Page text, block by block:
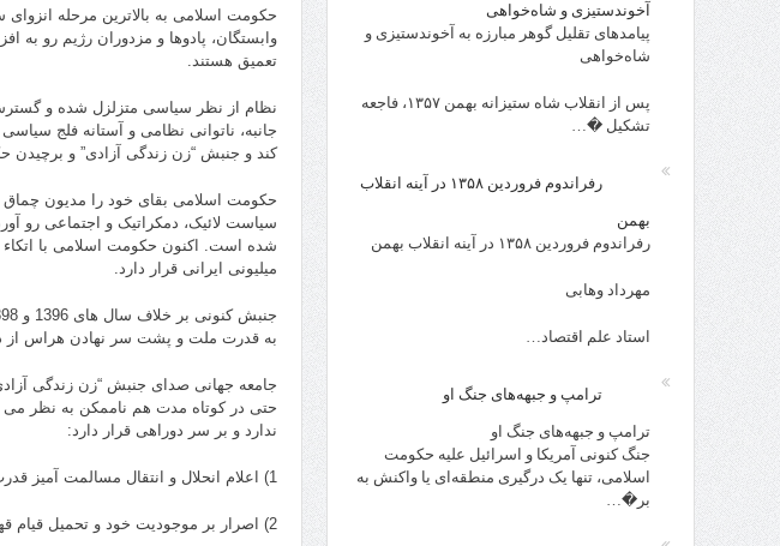
حکومت اسلامی به بالاترین مرحله
وابستگان، پادوها و مزدوران رژیم رو
تعمیق هستند.
نظام از نظر سیاسی متزلزل شده و
جانبه، ناتوانی نظامی و آستانه فلج
کند و جنبش “زن زندگی آزادی” و
حکومت اسلامی بقای خود را مدیون
سیاست لائیک، دمکراتیک و اجتماعی رو
شده است. اکنون حکومت اسلامی با اتکاء
میلیونی ایرانی قرار دارد.
به قدرت ملت و پشت سر نهادن هراس از
جامعه جهانی صدای جنبش “زن زندگی
حتی در کوتاه مدت هم ناممکن به نظر
ندارد و بر سر دوراهی قرار دارد:
1) اعلام انحلال و انتقال مسالمت آمیز قدرت به مردم
2) اصرار بر موجودیت خود و تحمیل قیام قهرآمیز ملی به ایرانیان
آخوندستیزی و شاه‌خواهی
پیامدهای تقلیل گوهر مبارزه به آخوندستیزی و
شاه‌خواهی
پس از انقلاب شاه ستیزانه بهمن ۱۳۵۷، فاجعه
تشکیل �…
رفراندوم فروردین ۱۳۵۸ در آینه انقلاب
بهمن
رفراندوم فروردین ۱۳۵۸ در آینه انقلاب بهمن
مهرداد وهابی
استاد علم اقتصاد…
ترامپ و جبهه‌های جنگ او
ترامپ و جبهه‌های جنگ او
جنگ کنونی آمریکا و اسرائیل علیه حکومت
اسلامی، تنها یک درگیری منطقه‌ای یا واکنش به
بر�…